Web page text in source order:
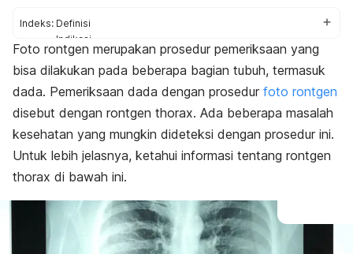
Indeks: Definisi
Indikasi
Peringatan
Sebelum
Proses
Hasil
Risiko
Foto rontgen merupakan prosedur pemeriksaan yang
bisa dilakukan pada beberapa bagian tubuh, termasuk
dada. Pemeriksaan dada dengan prosedur foto rontgen
disebut dengan rontgen thorax. Ada beberapa masalah
kesehatan yang mungkin dideteksi dengan prosedur ini.
Untuk lebih jelasnya, ketahui informasi tentang rontgen
thorax di bawah ini.